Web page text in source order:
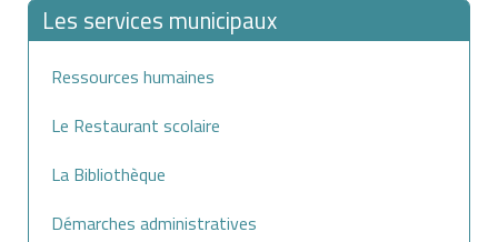
Les services municipaux
Ressources humaines
Le Restaurant scolaire
La Bibliothèque
Démarches administratives